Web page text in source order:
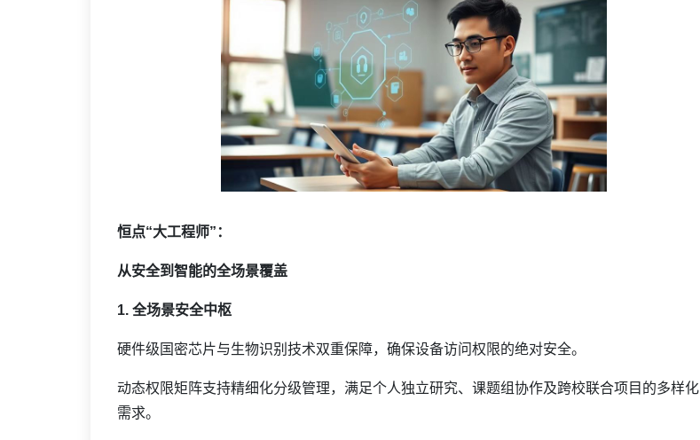
恒点“大工程师”：
从安全到智能的全场景覆盖
1. 全场景安全中枢
硬件级国密芯片与生物识别技术双重保障，确保设备访问权限的绝对安全。
动态权限矩阵支持精细化分级管理，满足个人独立研究、课题组协作及跨校联合项目的多样化
需求。